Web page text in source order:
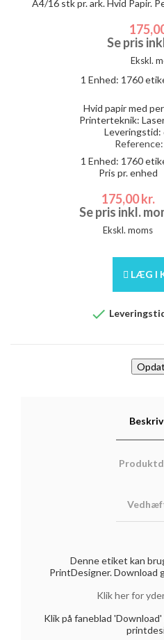
A4/16 stk pr. ark. Hvid Papir.
Se pris
Ekskl.
1 Enhed: 1760
Hvid papir med
Printerteknik:
Leveringstid:
Reference:
1 Enhed: 1760
Pris pr. enhed
175,00 kr.
Se pris inkl.
Ekskl. moms
LÆG I

Denne etiket kan
PrintDesigner. Download
Klik her for
Klik på faneblad